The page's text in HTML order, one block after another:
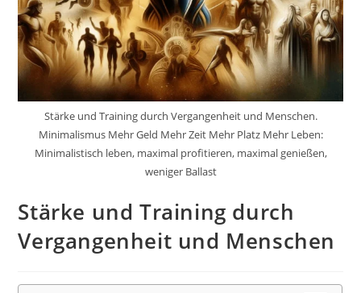
Stärke und Training durch Vergangenheit und Menschen.
Minimalismus Mehr Geld Mehr Zeit Mehr Platz Mehr Leben:
Minimalistisch leben, maximal profitieren, maximal genießen,
weniger Ballast
Stärke und Training durch
Vergangenheit und Menschen